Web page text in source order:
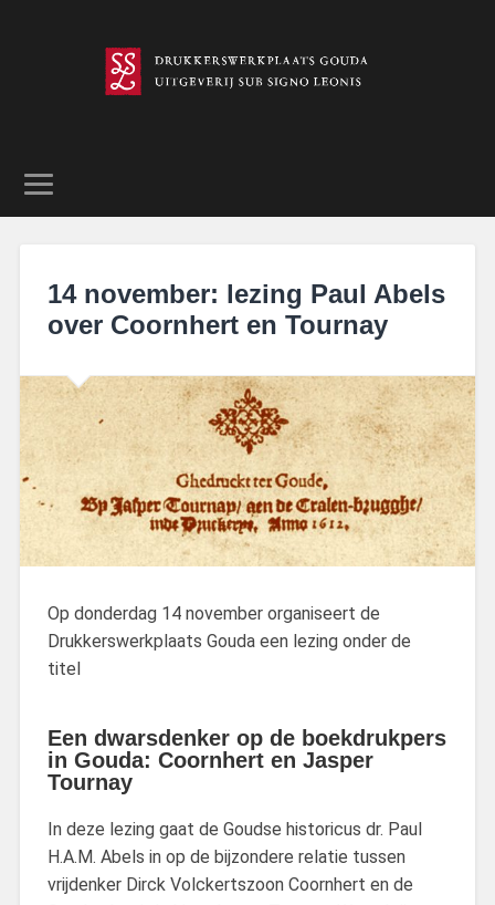
14 november: lezing Paul Abels
over Coornhert en Tournay
Op donderdag 14 november organiseert de
Drukkerswerkplaats Gouda een lezing onder de
titel
Een dwarsdenker op de boekdrukpers
in Gouda: Coornhert en Jasper
Tournay
In deze lezing gaat de Goudse historicus dr. Paul
H.A.M. Abels in op de bijzondere relatie tussen
vrijdenker Dirck Volckertszoon Coornhert en de